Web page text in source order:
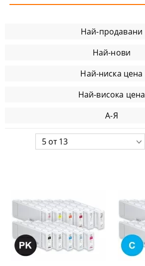
Най-продавани
Най-нови
Най-ниска цена
Най-висока цена
А-Я